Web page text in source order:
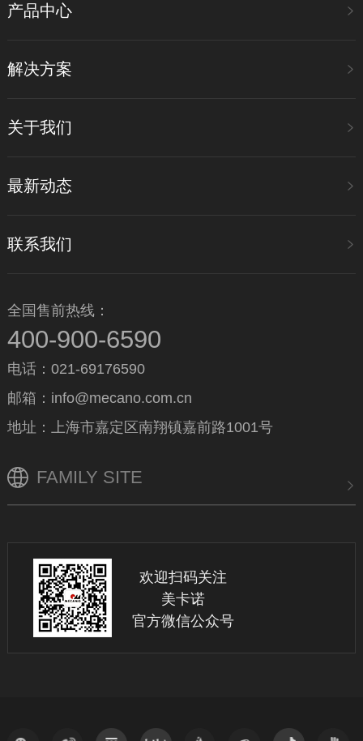
产品中心
解决方案
关于我们
最新动态
联系我们
全国售前热线：
400-900-6590
电话：021-69176590
邮箱：info@mecano.com.cn
地址：上海市嘉定区南翔镇嘉前路1001号
FAMILY SITE
欢迎扫码关注
美卡诺
官方微信公众号